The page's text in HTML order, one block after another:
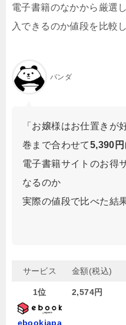
電子書籍のなかから厳選
入できるのか値段を比較
パンダ
「お嬢様はお仕置きが
巻まで合わせて5,390円
電子書籍サイトのお得
なるのか
実際の値段で比べた結
サービス 金額(税込)
1位
ebookjapa
2,574円